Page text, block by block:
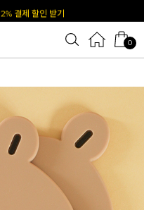
2% 결제 할인 받기
0